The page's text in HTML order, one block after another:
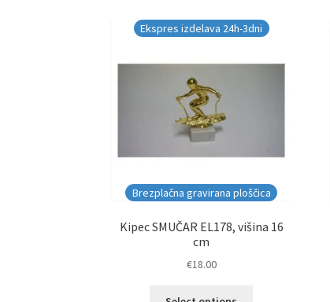
Brezplačna gravirana ploščica
Ekspres izdelava 24h-3dni
Kipec SMUČAR EL178, višina 16
cm
€18.00